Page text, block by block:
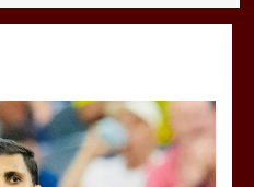
5 minutes